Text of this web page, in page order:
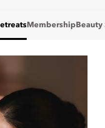
Membership Beauty